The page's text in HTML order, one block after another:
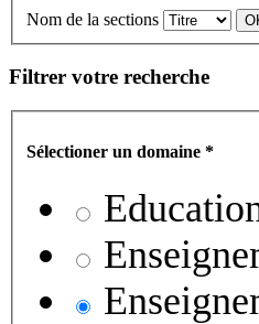
Nom de la sections
Filtrer votre recherche
Sélectioner un domaine *